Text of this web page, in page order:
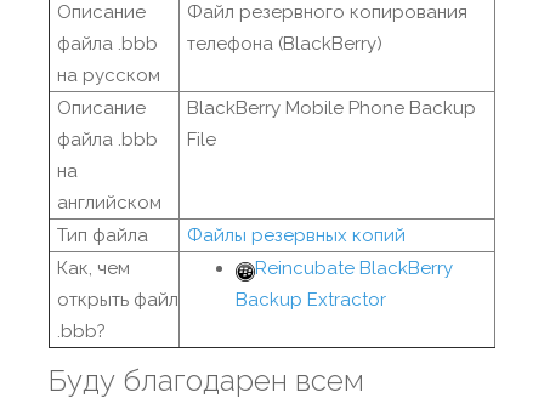
Описание
файла .bbb
на русском
Файл резервного копирования
телефона (BlackBerry)
Описание
файла .bbb
на
английском
BlackBerry Mobile Phone Backup
File
Тип файла
Файлы резервных копий
Как, чем
открыть файл
.bbb?
Reincubate BlackBerry
Backup Extractor
Буду благодарен всем